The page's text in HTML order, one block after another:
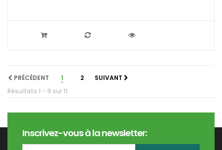
PRÉCÉDENT 1 2
SUIVANT
Résultats 1 - 9 sur 11.
Inscrivez-vous à la newsletter: